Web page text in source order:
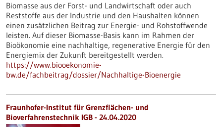
Biomasse aus der Forst- und Landwirtschaft oder auch
Reststoffe aus der Industrie und den Haushalten können
einen zusätzlichen Beitrag zur Energie- und Rohstoffwende
leisten. Auf dieser Biomasse-Basis kann im Rahmen der
Bioökonomie eine nachhaltige, regenerative Energie für den
Energiemix der Zukunft bereitgestellt werden.
https://www.biooekonomie-
bw.de/fachbeitrag/dossier/Nachhaltige-Bioenergie
Fraunhofer-Institut für Grenzflächen- und
Bioverfahrenstechnik IGB - 24.04.2020